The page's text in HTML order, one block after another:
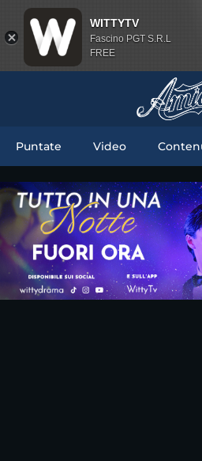
Puntate Video
WITTYTV
Fascino PGT S.R.L
FREE